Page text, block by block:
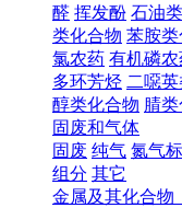
醛 挥发酚 石油类
类化合物 苯胺
氯农药 有机磷农
多环芳烃 二噁
醇类化合物 腈
固废和气体
固废 纯气 氮气
组分 其它
金属及其化合物